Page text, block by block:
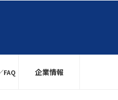
FAQ 企業情報